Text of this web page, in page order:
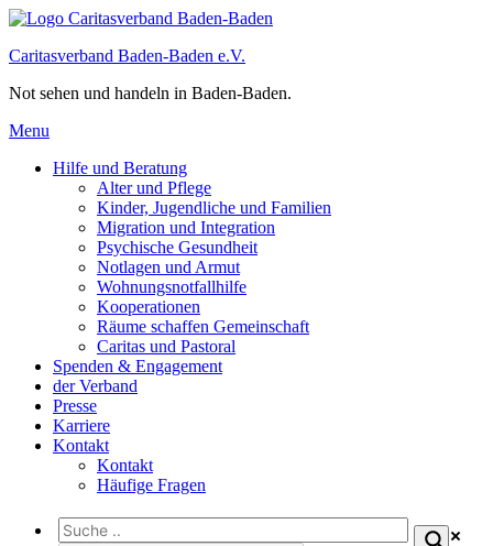
Caritasverband Baden-Baden e.V.
Not sehen und handeln in Baden-Baden.
Menu
Hilfe und Beratung
Alter und Pflege
Kinder, Jugendliche und Familien
Migration und Integration​
Psychische Gesundheit
Notlagen und Armut
Wohnungs­notfallhilfe
Kooperationen
Räume schaffen Gemeinschaft
Caritas und Pastoral
Spenden & Engagement
der Verband
Presse
Karriere
Kontakt
Kontakt
Häufige Fragen